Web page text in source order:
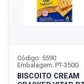
BISCOITO CREAM
Código: 5590
Embalagem: PT-350G